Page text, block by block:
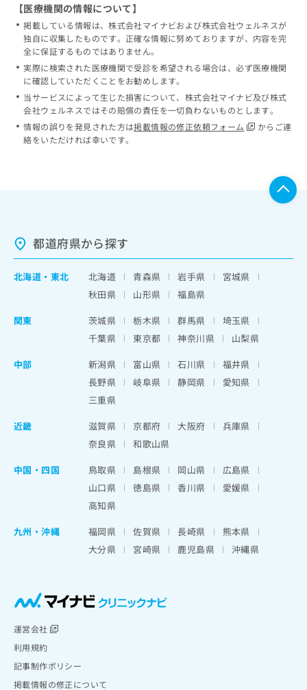
【医療機関の情報について】
掲載している情報は、株式会社マイナビおよび株式会社ウェルネスが
独自に収集したものです。正確な情報に努めておりますが、内容を完
全に保証するものではありません。
実際に検索された医療機関で受診を希望される場合は、必ず医療機関
に確認していただくことをお勧めします。
当サービスによって生じた損害について、株式会社マイナビ及び株式
会社ウェルネスではその賠償の責任を一切負わないものとします。
情報の誤りを発見された方は掲載情報の修正依頼フォーム
からご連
絡をいただければ幸いです。
都道府県から探す
北海道 ・ 東北 北海道 青森県 岩手県
宮城県
秋田県
山形県
福島県
関東
茨城県 栃木県 群馬県
埼玉県
千葉県
東京都 神奈川県
山梨県
中部
新潟県 富山県 石川県
福井県
長野県
岐阜県 静岡県
愛知県
三重県
近畿
滋賀県 京都府 大阪府
兵庫県
奈良県
和歌山県
中国・四国
鳥取県 島根県 岡山県
広島県
山口県
徳島県 香川県
愛媛県
高知県
九州・沖縄
福岡県 佐賀県 長崎県
熊本県
大分県
宮崎県 鹿児島県 沖縄県
運営会社
利用規約
記事制作ポリシー
掲載情報の修正について